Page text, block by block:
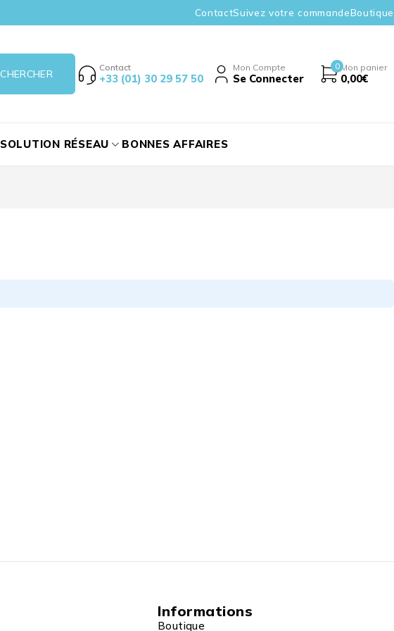
ContactSuivez votre commandeBoutique
Contact
+33 (01) 30 29 57 50
Mon Compte
Se Connecter
0 Mon panier
0,00€
SOLUTION RÉSEAU BONNES AFFAIRES
Informations
Boutique